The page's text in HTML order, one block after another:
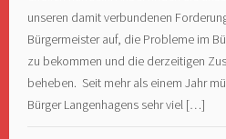
unseren damit verbundenen
Bürgermeister auf, die Probleme im
zu bekommen und die derzeitigen
beheben. Seit mehr als einem Jahr
Bürger Langenhagens sehr viel […]